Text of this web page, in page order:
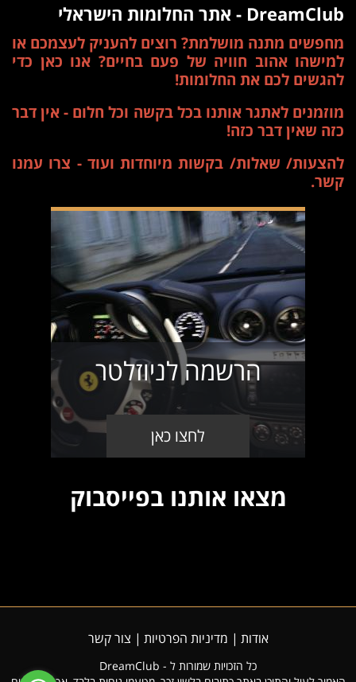
DreamClub - אתר החלומות הישראלי
מחפשים מתנה מושלמת? רוצים להעניק לעצמכם או
למישהו אהוב חוויה של פעם בחיים? אנו כאן כדי
להגשים לכם את החלומות!
מוזמנים לאתגר אותנו בכל בקשה וכל חלום - אין דבר
כזה שאין דבר כזה!
להצעות/ שאלות/ בקשות מיוחדות ועוד - צרו עמנו
קשר.
הרשמה לניוזלטר
לחצו כאן
מצאו אותנו בפייסבוק
אודות מדיניות הפרטיות צור קשר
כל הזכויות שמורות ל - DreamClub